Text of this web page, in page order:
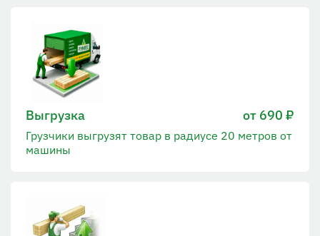
Выгрузка от 690 ₽
Грузчики выгрузят товар в радиусе 20 метров от
машины